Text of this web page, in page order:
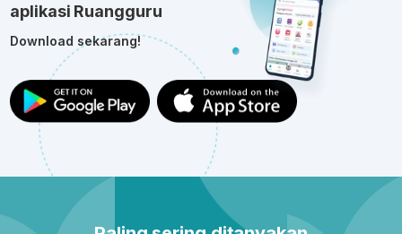
aplikasi Ruangguru
Download sekarang!